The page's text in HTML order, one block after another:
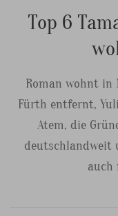
Top 6
Roman wohnt in
Fürth entfernt,
Atem, die
deutschlandweit
auch